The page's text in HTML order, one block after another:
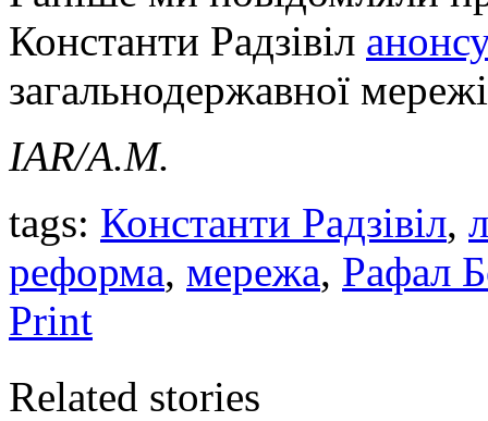
Константи Радзівіл
загальнодержавної
IAR/А.М.
tags: Константи Радзівіл,
реформа, мережа, Рафал
Print
Related stories